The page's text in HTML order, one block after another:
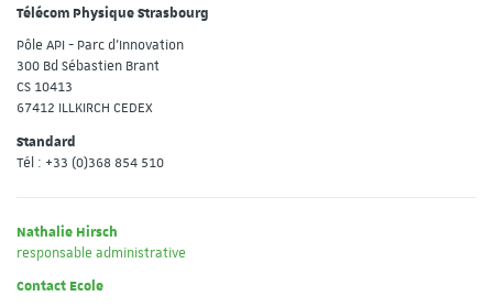
Télécom Physique Strasbourg
Pôle API - Parc d'Innovation
300 Bd Sébastien Brant
CS 10413
67412 ILLKIRCH CEDEX
Standard
Tél : +33 (0)368 854 510
Nathalie Hirsch
responsable administrative
Contact Ecole